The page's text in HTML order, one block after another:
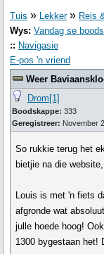
Tuis » Lekker» Reis
Wys: Vandag se
:: Navigasie
E-pos 'n vriend
Weer
Drom[1]
Boodskappe: 333
Geregistreer: November
So rukkie terug het
bietjie na die
Louis is met 'n fiets
afgronde wat
julle hoede hoog!
1300 bygestaan het!